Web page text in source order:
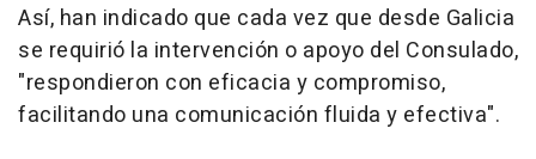
Así, han indicado que cada vez que desde Galicia
se requirió la intervención o apoyo del Consulado,
"respondieron con eficacia y compromiso,
facilitando una comunicación fluida y efectiva".